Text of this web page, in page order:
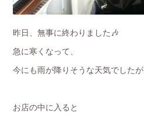
昨日、無事に終わりました🎶
急に寒くなって、
今にも雨が降りそうな天気でしたが
お店の中に入ると